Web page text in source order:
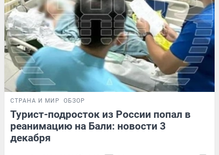
СТРАНА И МИР ОБЗОР
Турист-подросток из России попал в
реанимацию на Бали: новости 3
декабря